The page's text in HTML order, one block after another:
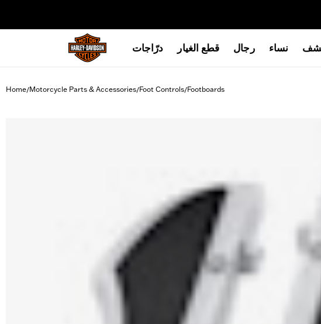
درّاجات قطع الغيار رجال نساء
Home/Motorcycle Parts & Accessories/Foot Controls/Footboards